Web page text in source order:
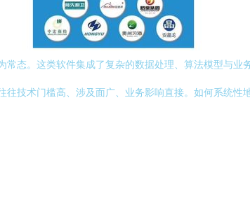
态。这类软件集成了复杂的数据处理、算法模型与
技术门槛高、涉及面广、业务影响直接。如何系统